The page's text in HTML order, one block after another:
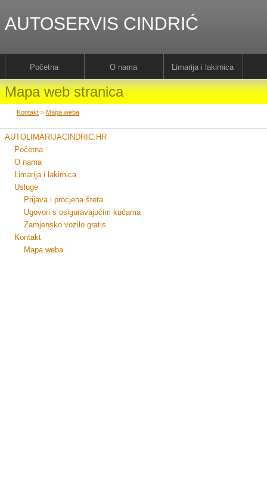
AUTOSERVIS CINDRIĆ
Početna O nama Limarija i lakirnica
Mapa web stranica
Kontakt > Mapa weba
AUTOLIMARIJACINDRIC.HR
Početna
O nama
Limarija i lakirnica
Usluge
Prijava i procjena šteta
Ugovori s osiguravajućim kućama
Zamjensko vozilo gratis
Kontakt
Mapa weba